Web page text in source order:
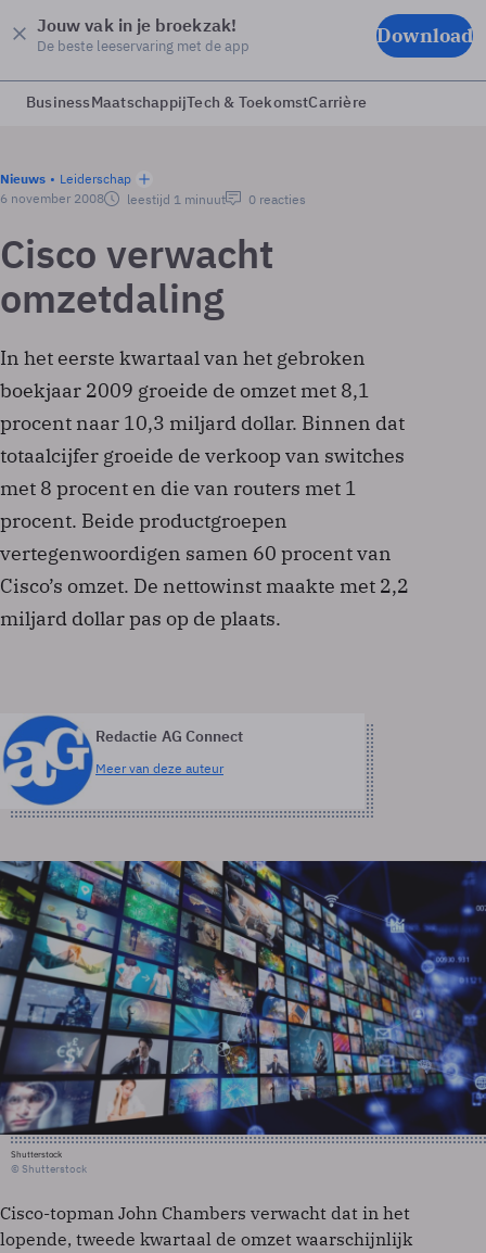
Jouw vak in je broekzak!
De beste leeservaring met de app Download
BusinessMaatschappijTech & ToekomstCarrière
Nieuws
Leiderschap
6 november 2008
leestijd 1 minuut 0 reacties
Cisco verwacht
omzetdaling
In het eerste kwartaal van het gebroken
boekjaar 2009 groeide de omzet met 8,1
procent naar 10,3 miljard dollar. Binnen dat
totaalcijfer groeide de verkoop van switches
met 8 procent en die van routers met 1
procent. Beide productgroepen
vertegenwoordigen samen 60 procent van
Cisco’s omzet. De nettowinst maakte met 2,2
miljard dollar pas op de plaats.
Redactie AG Connect
Meer van deze auteur
Shutterstock
© Shutterstock
Cisco-topman John Chambers verwacht dat in het
lopende, tweede kwartaal de omzet waarschijnlijk